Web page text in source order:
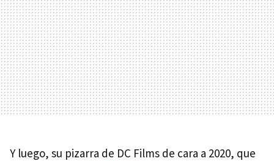
Y luego, su pizarra de DC Films de cara a 2020, que